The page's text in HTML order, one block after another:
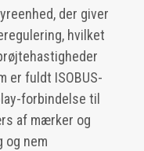
der giver
hvilket
er fuldt ISOBUS-
forbindelse til
af mærker og
og nem